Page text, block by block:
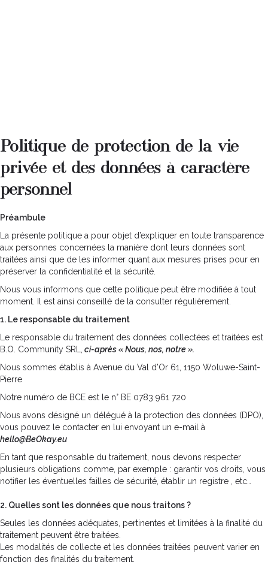
Politique de protection de la vie
privée et des données à caractère
personnel
Préambule
La présente politique a pour objet d’expliquer en toute transparence
aux personnes concernées la manière dont leurs données sont
traitées ainsi que de les informer quant aux mesures prises pour en
préserver la confidentialité et la sécurité.
Nous vous informons que cette politique peut être modifiée à tout
moment. Il est ainsi conseillé de la consulter régulièrement.
1. Le responsable du traitement
Le responsable du traitement des données collectées et traitées est
B.O. Community SRL,
ci-après « Nous, nos, notre ».
Nous sommes établis à Avenue du Val d’Or 61, 1150 Woluwe-Saint-
Pierre
Notre numéro de BCE est le n° BE 0783 961 720
Nous avons désigné un délégué à la protection des données (DPO),
vous pouvez le contacter en lui envoyant un e-mail à
hello@BeOkay.eu
En tant que responsable du traitement, nous devons respecter
plusieurs obligations comme, par exemple : garantir vos droits, vous
notifier les éventuelles failles de sécurité, établir un registre , etc…
2. Quelles sont les données que nous traitons ?
Seules les données adéquates, pertinentes et limitées à la finalité du
traitement peuvent être traitées.
Les modalités de collecte et les données traitées peuvent varier en
fonction des finalités du traitement.